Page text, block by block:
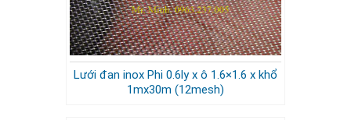
Lưới đan inox Phi 0.6ly x ô 1.6×1.6 x khổ
1mx30m (12mesh)